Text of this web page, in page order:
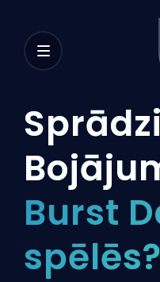
Burst
spēlēs?